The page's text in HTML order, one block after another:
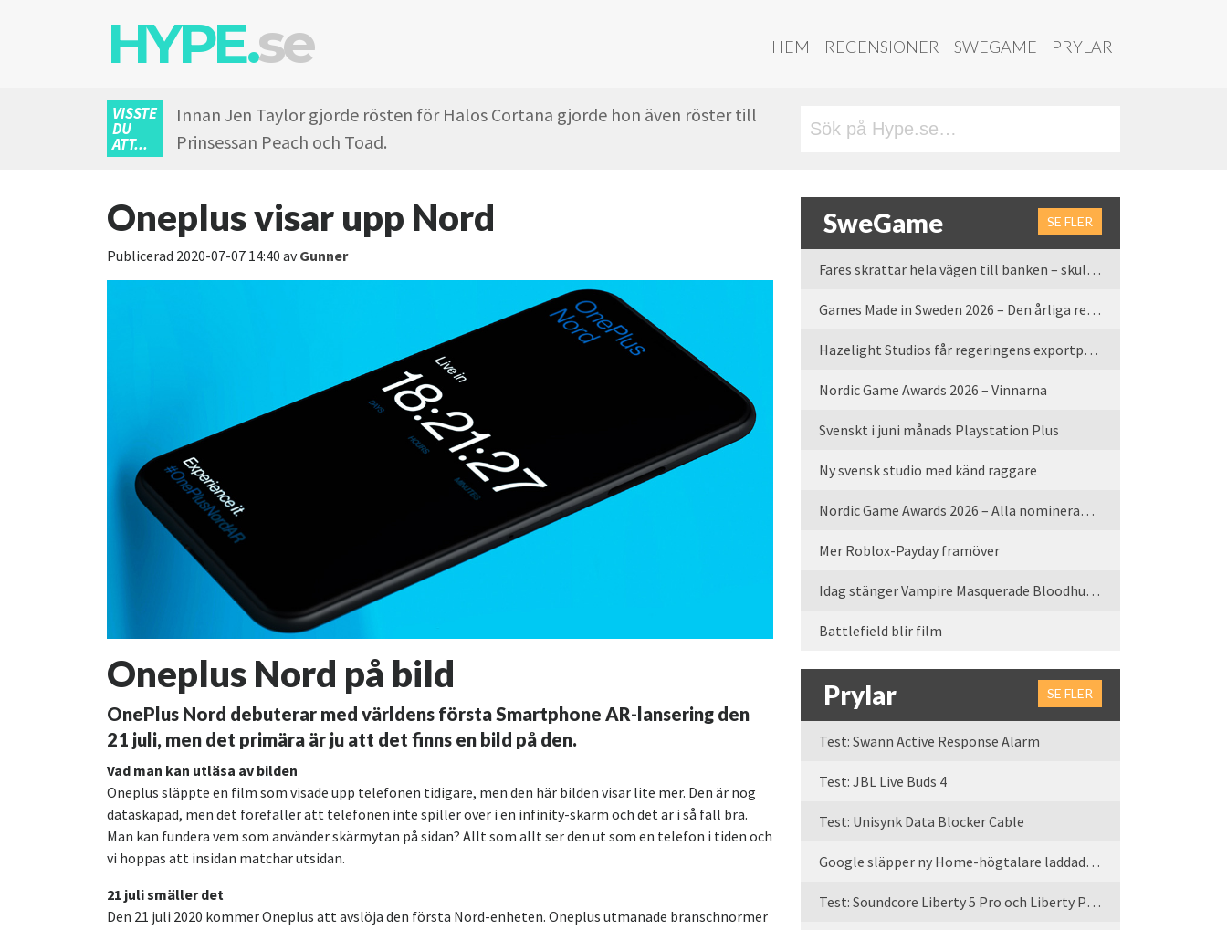
HYPE.se HEM RECENSIONER SWEGAME PRYLAR
VISSTE
DU
ATT...
Innan Jen Taylor gjorde rösten för Halos Cortana gjorde hon även röster till
Prinsessan Peach och Toad.
Oneplus visar upp Nord
Publicerad 2020-07-07 14:40 avGunner
Oneplus Nord på bild
OnePlus Nord debuterar med världens första Smartphone AR-lansering den
21 juli, men det primära är ju att det finns en bild på den.
Vad man kan utläsa av bilden
Oneplus släppte en film som visade upp telefonen tidigare, men den här bilden visar lite mer. Den är nog
dataskapad, men det förefaller att telefonen inte spiller över i en infinity-skärm och det är i så fall bra.
Man kan fundera vem som använder skärmytan på sidan? Allt som allt ser den ut som en telefon i tiden och
vi hoppas att insidan matchar utsidan.
21 juli smäller det
Den 21 juli 2020 kommer Oneplus att avslöja den första Nord-enheten. Oneplus utmanade branschnormer
SweGame SE FLER
Fares skrattar hela vägen till banken – skulle vi tro
Games Made in Sweden 2026 – Den årliga rean är tillbaka
Hazelight Studios får regeringens exportpris 2025
Nordic Game Awards 2026 – Vinnarna
Svenskt i juni månads Playstation Plus
Ny svensk studio med känd raggare
Nordic Game Awards 2026 – Alla nominerade spel
Mer Roblox-Payday framöver
Idag stänger Vampire Masquerade Bloodhunt servrarna
Battlefield blir film
Prylar SE FLER
Test: Swann Active Response Alarm
Test: JBL Live Buds 4
Test: Unisynk Data Blocker Cable
Google släpper ny Home-högtalare laddad med Gemini
Test: Soundcore Liberty 5 Pro och Liberty Pro Max